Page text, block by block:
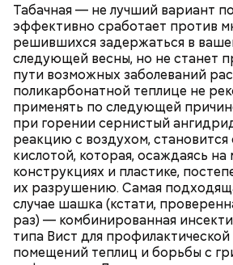
Табачная — не лучший вариант
эффективно сработает против
решившихся задержаться в
следующей весны, но не станет
пути возможных заболеваний
поликарбонатной теплице не
применять по следующей
при горении сернистый
реакцию с воздухом,
кислотой, которая, осаждаясь на
конструкциях и пластике,
их разрушению. Самая
случае шашка (кстати,
раз) — комбинированная
типа Вист для
помещений теплиц и борьбы с
— В дыне содержится много
представлен фруктозой. С
хорошо, потому что дает
помнить, что сладкими дынями
увлекаться, так же как и
сахарным диабетом и лишним
подчеркнула доктор.